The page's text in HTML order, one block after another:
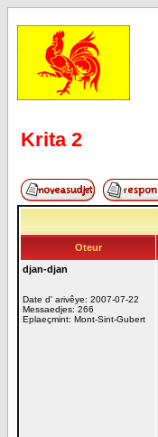
Krita 2
Oteur
djan-djan
Date d' arivêye: 2007-07-22
Messaedjes: 266
Eplaeçmint: Mont-Sint-Gubert